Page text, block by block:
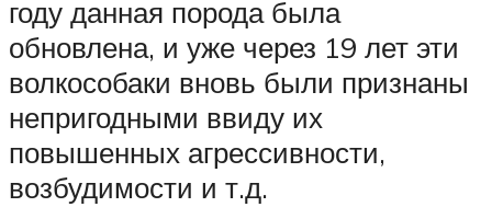
году данная порода была
обновлена, и уже через 19 лет эти
волкособаки вновь были признаны
непригодными ввиду их
повышенных агрессивности,
возбудимости и т.д.